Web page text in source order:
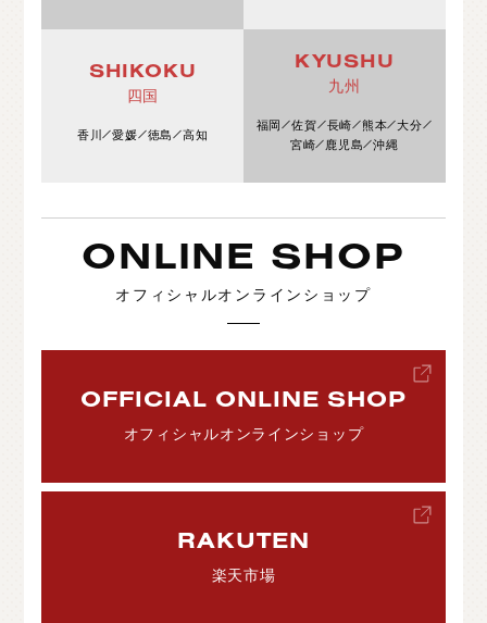
SHIKOKU
四国
香川 愛媛 徳島 高知
KYUSHU
九州
福岡 佐賀 長崎 熊本
大分
宮崎
鹿児島 沖縄
ONLINE SHOP
オフィシャルオンラインショップ
OFFICIAL ONLINE SHOP
オフィシャルオンラインショップ
RAKUTEN
楽天市場